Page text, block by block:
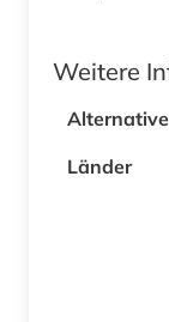
Weitere
Länder